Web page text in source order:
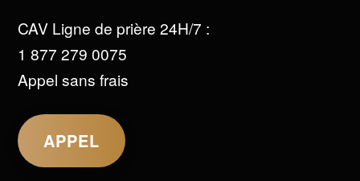
CAV Ligne de prière 24H/7 :
1 877 279 0075
Appel sans frais
APPEL